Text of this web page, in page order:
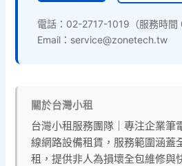
電話： 02-2717-1019 （服務時
Email：service@zonetech.tw
關於台灣小租
台灣小租服務團隊｜專注企業筆
線網路設備租賃，服務範圍涵蓋
租，提供非人為損壞全包維修與